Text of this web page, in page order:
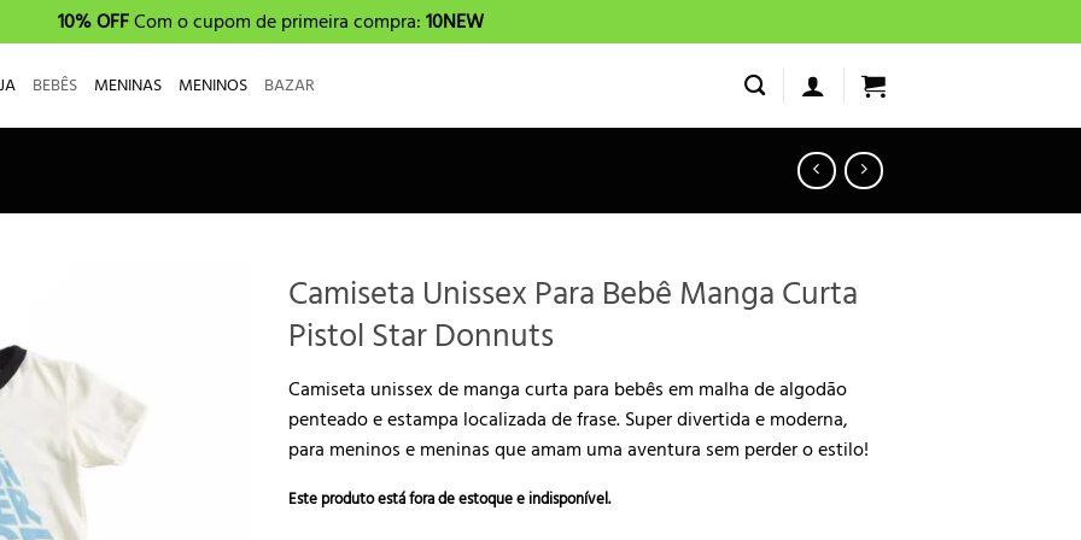
10% OFFCom o cupom de primeira compra:10NEW
BEBÊS MENINAS MENINOS BAZAR
Camiseta Unissex Para Bebê Manga Curta
Pistol Star Donnuts
Camiseta unissex de manga curta para bebês em malha de algodão
penteado e estampa localizada de frase. Super divertida e moderna,
para meninos e meninas que amam uma aventura sem perder o estilo!
Este produto está fora de estoque e indisponível.